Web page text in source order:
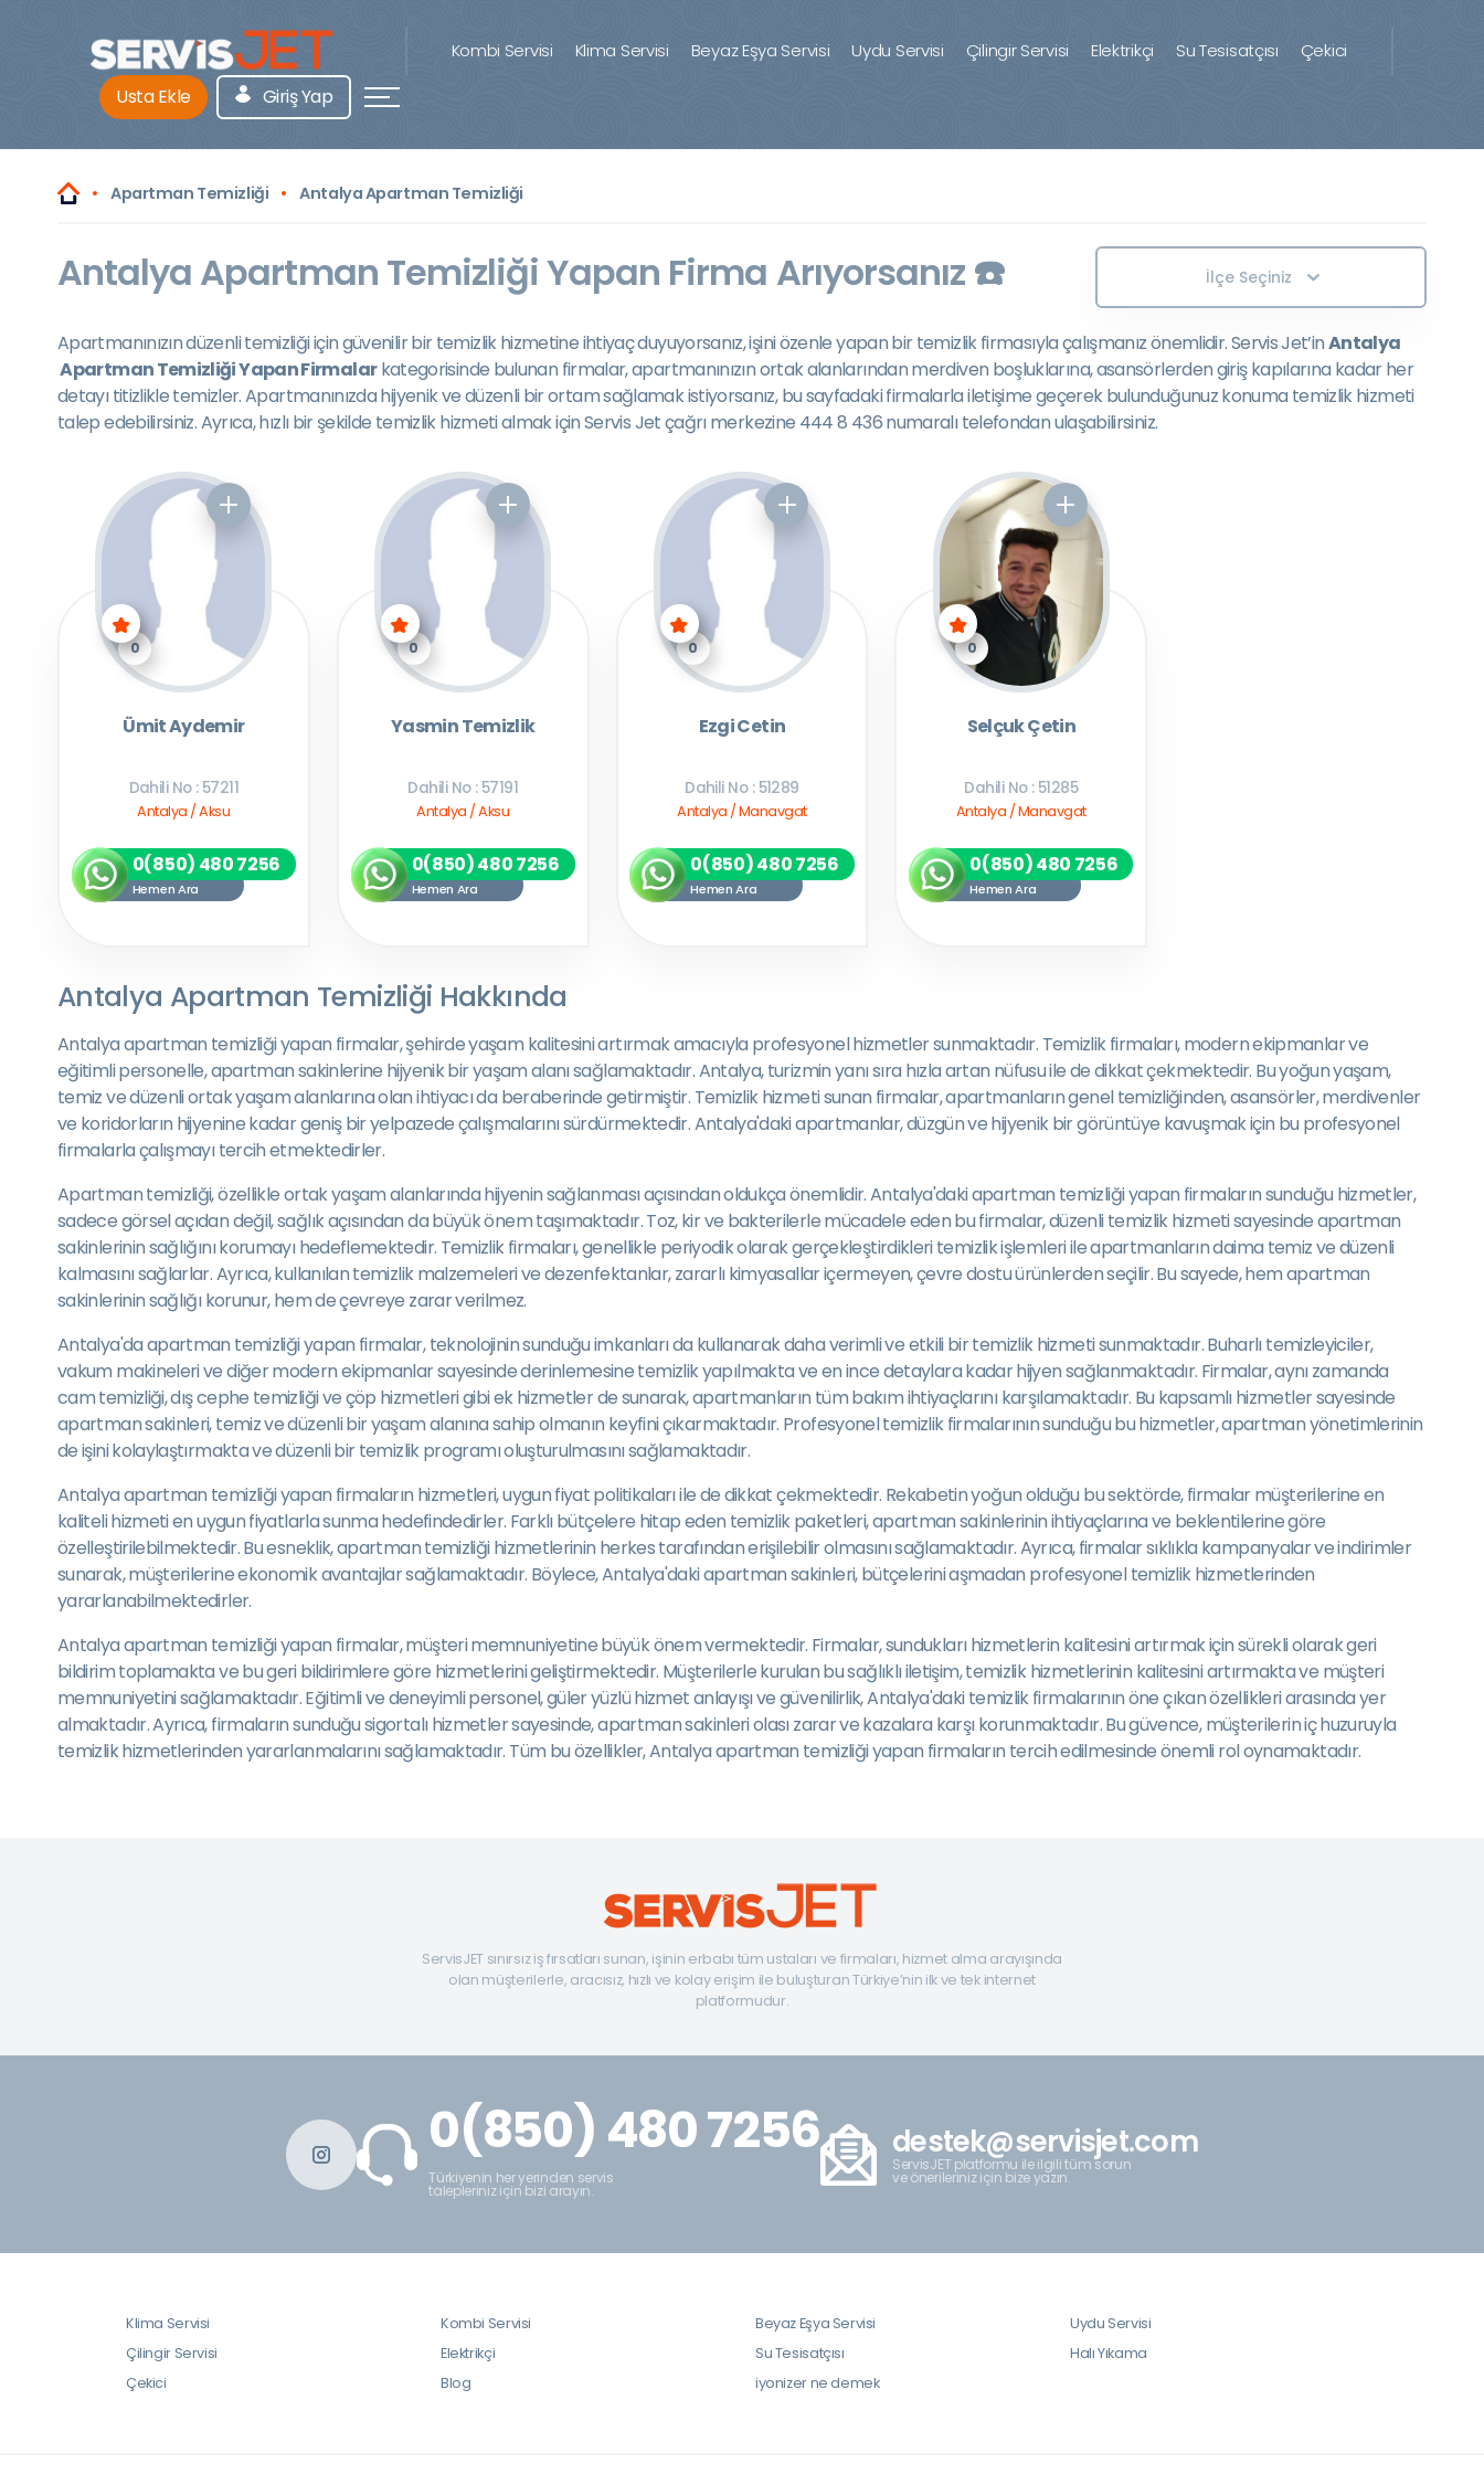
Kombi Servisi Klima Servisi Beyaz Eşya Servisi Uydu Servisi Çilingir Servisi Elektrikçi Su Tesisatçısı Çekici
Usta Ekle Giriş Yap
Apartman Temizliği Antalya Apartman Temizliği
Antalya Apartman Temizliği Yapan Firma Arıyorsanız ☎️ İlçe Seçiniz
Apartmanınızın düzenli temizliği için güvenilir bir temizlik hizmetine ihtiyaç duyuyorsanız, işini özenle yapan bir temizlik firmasıyla çalışmanız önemlidir. Servis Jet’inAntalya
Apartman Temizliği Yapan Firmalarkategorisinde bulunan firmalar, apartmanınızın ortak alanlarından merdiven boşluklarına, asansörlerden giriş kapılarına kadar her
detayı titizlikle temizler. Apartmanınızda hijyenik ve düzenli bir ortam sağlamak istiyorsanız, bu sayfadaki firmalarla iletişime geçerek bulunduğunuz konuma temizlik hizmeti
talep edebilirsiniz. Ayrıca, hızlı bir şekilde temizlik hizmeti almak için Servis Jet çağrı merkezine 444 8 436 numaralı telefondan ulaşabilirsiniz.
0
Ümit Aydemir
Dahili No : 57211
Antalya / Aksu
0(850) 480 7256
Hemen Ara
0
Yasmin Temizlik
Dahili No : 57191
Antalya / Aksu
0(850) 480 7256
Hemen Ara
0
Ezgi Cetin
Dahili No : 51289
Antalya / Manavgat
0(850) 480 7256
Hemen Ara
0
Selçuk Çetin
Dahili No : 51285
Antalya / Manavgat
0(850) 480 7256
Hemen Ara
Antalya Apartman Temizliği Hakkında
Antalya apartman temizliği yapan firmalar, şehirde yaşam kalitesini artırmak amacıyla profesyonel hizmetler sunmaktadır. Temizlik firmaları, modern ekipmanlar ve
eğitimli personelle, apartman sakinlerine hijyenik bir yaşam alanı sağlamaktadır. Antalya, turizmin yanı sıra hızla artan nüfusu ile de dikkat çekmektedir. Bu yoğun yaşam,
temiz ve düzenli ortak yaşam alanlarına olan ihtiyacı da beraberinde getirmiştir. Temizlik hizmeti sunan firmalar, apartmanların genel temizliğinden, asansörler, merdivenler
ve koridorların hijyenine kadar geniş bir yelpazede çalışmalarını sürdürmektedir. Antalya'daki apartmanlar, düzgün ve hijyenik bir görüntüye kavuşmak için bu profesyonel
firmalarla çalışmayı tercih etmektedirler.
Apartman temizliği, özellikle ortak yaşam alanlarında hijyenin sağlanması açısından oldukça önemlidir. Antalya'daki apartman temizliği yapan firmaların sunduğu hizmetler,
sadece görsel açıdan değil, sağlık açısından da büyük önem taşımaktadır. Toz, kir ve bakterilerle mücadele eden bu firmalar, düzenli temizlik hizmeti sayesinde apartman
sakinlerinin sağlığını korumayı hedeflemektedir. Temizlik firmaları, genellikle periyodik olarak gerçekleştirdikleri temizlik işlemleri ile apartmanların daima temiz ve düzenli
kalmasını sağlarlar. Ayrıca, kullanılan temizlik malzemeleri ve dezenfektanlar, zararlı kimyasallar içermeyen, çevre dostu ürünlerden seçilir. Bu sayede, hem apartman
sakinlerinin sağlığı korunur, hem de çevreye zarar verilmez.
Antalya'da apartman temizliği yapan firmalar, teknolojinin sunduğu imkanları da kullanarak daha verimli ve etkili bir temizlik hizmeti sunmaktadır. Buharlı temizleyiciler,
vakum makineleri ve diğer modern ekipmanlar sayesinde derinlemesine temizlik yapılmakta ve en ince detaylara kadar hijyen sağlanmaktadır. Firmalar, aynı zamanda
cam temizliği, dış cephe temizliği ve çöp hizmetleri gibi ek hizmetler de sunarak, apartmanların tüm bakım ihtiyaçlarını karşılamaktadır. Bu kapsamlı hizmetler sayesinde
apartman sakinleri, temiz ve düzenli bir yaşam alanına sahip olmanın keyfini çıkarmaktadır. Profesyonel temizlik firmalarının sunduğu bu hizmetler, apartman yönetimlerinin
de işini kolaylaştırmakta ve düzenli bir temizlik programı oluşturulmasını sağlamaktadır.
Antalya apartman temizliği yapan firmaların hizmetleri, uygun fiyat politikaları ile de dikkat çekmektedir. Rekabetin yoğun olduğu bu sektörde, firmalar müşterilerine en
kaliteli hizmeti en uygun fiyatlarla sunma hedefindedirler. Farklı bütçelere hitap eden temizlik paketleri, apartman sakinlerinin ihtiyaçlarına ve beklentilerine göre
özelleştirilebilmektedir. Bu esneklik, apartman temizliği hizmetlerinin herkes tarafından erişilebilir olmasını sağlamaktadır. Ayrıca, firmalar sıklıkla kampanyalar ve indirimler
sunarak, müşterilerine ekonomik avantajlar sağlamaktadır. Böylece, Antalya'daki apartman sakinleri, bütçelerini aşmadan profesyonel temizlik hizmetlerinden
yararlanabilmektedirler.
Antalya apartman temizliği yapan firmalar, müşteri memnuniyetine büyük önem vermektedir. Firmalar, sundukları hizmetlerin kalitesini artırmak için sürekli olarak geri
bildirim toplamakta ve bu geri bildirimlere göre hizmetlerini geliştirmektedir. Müşterilerle kurulan bu sağlıklı iletişim, temizlik hizmetlerinin kalitesini artırmakta ve müşteri
memnuniyetini sağlamaktadır. Eğitimli ve deneyimli personel, güler yüzlü hizmet anlayışı ve güvenilirlik, Antalya'daki temizlik firmalarının öne çıkan özellikleri arasında yer
almaktadır. Ayrıca, firmaların sunduğu sigortalı hizmetler sayesinde, apartman sakinleri olası zarar ve kazalara karşı korunmaktadır. Bu güvence, müşterilerin iç huzuruyla
temizlik hizmetlerinden yararlanmalarını sağlamaktadır. Tüm bu özellikler, Antalya apartman temizliği yapan firmaların tercih edilmesinde önemli rol oynamaktadır.
ServisJET sınırsız iş fırsatları sunan, işinin erbabı tüm ustaları ve firmaları, hizmet alma arayışında
olan müşterilerle, aracısız, hızlı ve kolay erişim ile buluşturan Türkiye’nin ilk ve tek internet
platformudur.
0(850) 480 7256
Türkiyenin her yerinden servis
talepleriniz için bizi arayın.
destek@servisjet.com
ServisJET platformu ile ilgili tüm sorun
ve önerileriniz için bize yazın.
Klima Servisi Kombi Servisi Beyaz Eşya Servisi
Uydu Servisi
Çilingir Servisi
Elektrikçi Su Tesisatçısı
Halı Yıkama
Çekici
Blog iyonizer ne demek